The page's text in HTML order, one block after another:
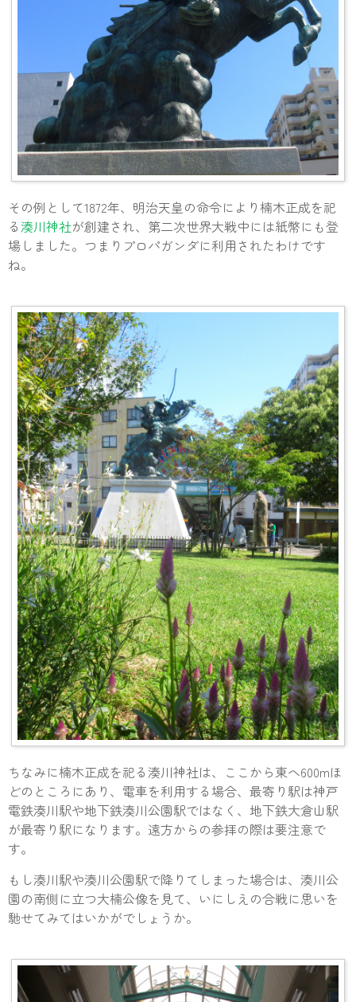
その例として1872年、明治天皇の命令により楠木正成を祀
る湊川神社が創建され、第二次世界大戦中には紙幣にも登
場しました。つまりプロパガンダに利用されたわけです
ね。
ちなみに楠木正成を祀る湊川神社は、ここから東へ600mほ
どのところにあり、電車を利用する場合、最寄り駅は神戸
電鉄湊川駅や地下鉄湊川公園駅ではなく、地下鉄大倉山駅
が最寄り駅になります。遠方からの参拝の際は要注意で
す。
もし湊川駅や湊川公園駅で降りてしまった場合は、湊川公
園の南側に立つ大楠公像を見て、いにしえの合戦に思いを
馳せてみてはいかがでしょうか。